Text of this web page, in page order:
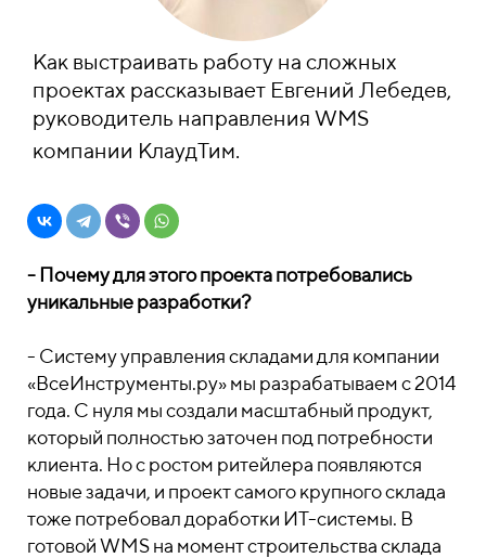
Как выстраивать работу на сложных
проектах рассказывает Евгений Лебедев,
руководитель направления WMS
компании КлаудТим.
- Почему для этого проекта потребовались
уникальные разработки?
- Систему управления складами для компании
«ВсеИнструменты.ру» мы разрабатываем с 2014
года. С нуля мы создали масштабный продукт,
который полностью заточен под потребности
клиента. Но с ростом ритейлера появляются
новые задачи, и проект самого крупного склада
тоже потребовал доработки ИТ-системы. В
готовой WMS на момент строительства склада